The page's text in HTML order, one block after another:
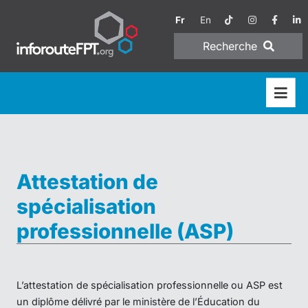
Fr En
Recherche
Attestation de
spécialisation
professionnelle (ASP)
L’attestation de spécialisation professionnelle ou ASP est
un diplôme délivré par le ministère de l’Éducation du